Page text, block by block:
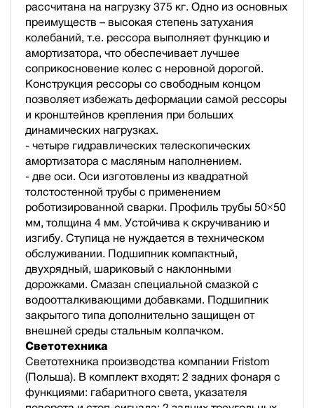
рассчитана на нагрузку 375 кг. Одно из основных
преимуществ – высокая степень затухания
колебаний, т.е. рессора выполняет функцию и
амортизатора, что обеспечивает лучшее
соприкосновение колес с неровной дорогой.
Конструкция рессоры со свободным концом
позволяет избежать деформации самой рессоры
и кронштейнов крепления при больших
динамических нагрузках.
- четыре гидравлических телескопических
амортизатора с масляным наполнением.
- две оси. Оси изготовлены из квадратной
толстостенной трубы с применением
роботизированной сварки. Профиль трубы 50×50
мм, толщина 4 мм. Устойчива к скручиванию и
изгибу. Ступица не нуждается в техническом
обслуживании. Подшипник компактный,
двухрядный, шариковый с наклонными
дорожками. Смазан специальной смазкой с
водоотталкивающими добавками. Подшипник
закрытого типа дополнительно защищен от
внешней среды стальным колпачком.
Светотехника
Светотехника производства компании Fristom
(Польша). В комплект входят: 2 задних фонаря с
функциями: габаритного света, указателя